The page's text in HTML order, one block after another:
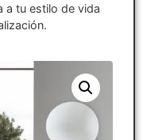
a tu estilo de vida